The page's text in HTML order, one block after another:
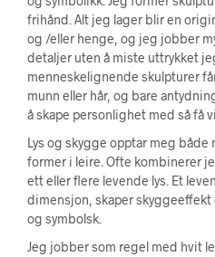
frihånd. Alt jeg lager blir en
og /eller henge, og jeg jobber
detaljer uten å miste uttrykket
menneskelignende skulpturer
munn eller hår, og bare
å skape personlighet med så få
Lys og skygge opptar meg både
former i leire. Ofte kombinerer
ett eller flere levende lys. Et
dimensjon, skaper
og symbolsk.
Jeg jobber som regel med hvit